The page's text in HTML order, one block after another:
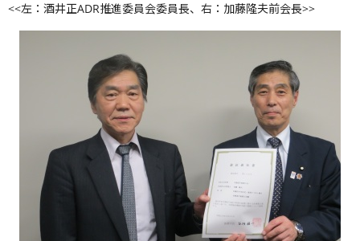
<<左：酒井正ADR推進委員会委員長、右：加藤隆夫前会長>>